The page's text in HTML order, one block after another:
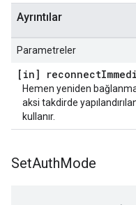
Ayrıntılar
Parametreler
[in] reconnect
Hemen yeniden
aksi takdirde
kullanır.
SetAuthMode